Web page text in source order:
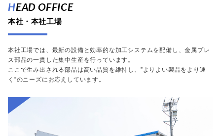
HEAD OFFICE
本社・本社工場
本社工場では、最新の設備と効率的な加工システムを配備し、金属プレ
ス部品の一貫した集中生産を行っています。
ここで生み出される部品は高い品質を維持し、”よりよい製品をより速
く”のニーズにお応えしています。